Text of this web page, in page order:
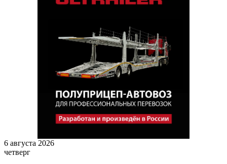
6 августа 2026
четверг